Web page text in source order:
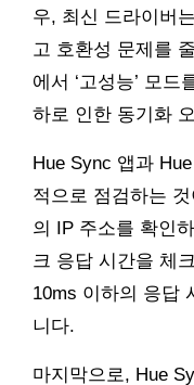
우, 최신 드라이버
고 호환성 문제를
에서 ‘고성능’ 모
하로 인한 동기화
Hue Sync 앱과
적으로 점검하는
의 IP 주소를 확인
크 응답 시간을 체
10ms 이하의 응답
니다.
마지막으로, Hue